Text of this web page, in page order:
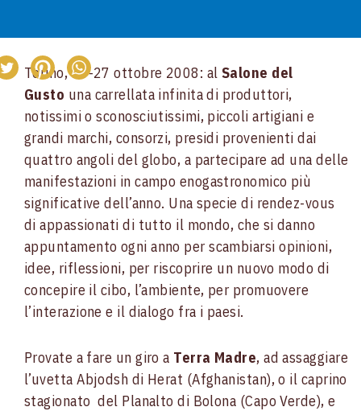
Torino, 23-27 ottobre 2008: al Salone del
Gusto una carrellata infinita di produttori,
notissimi o sconosciutissimi, piccoli artigiani e
grandi marchi, consorzi, presidi provenienti dai
quattro angoli del globo, a partecipare ad una delle
manifestazioni in campo enogastronomico più
significative dell’anno. Una specie di rendez-vous
di appassionati di tutto il mondo, che si danno
appuntamento ogni anno per scambiarsi opinioni,
idee, riflessioni, per riscoprire un nuovo modo di
concepire il cibo, l’ambiente, per promuovere
l’interazione e il dialogo fra i paesi.
Provate a fare un giro a Terra Madre, ad assaggiare
l’uvetta Abjodsh di Herat (Afghanistan), o il caprino
stagionato del Planalto di Bolona (Capo Verde), e